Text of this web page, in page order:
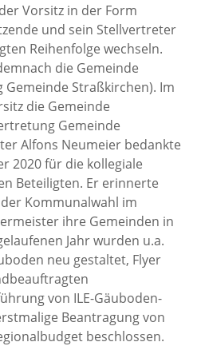
Vorsitz in der Form
und sein Stellvertreter
Reihenfolge wechseln.
die Gemeinde
Straßkirchen). Im
die Gemeinde
Gemeinde
Alfons Neumeier bedankte
2020 für die kollegiale
Beteiligten. Er erinnerte
Kommunalwahl im
ihre Gemeinden in
Jahr wurden u.a.
neu gestaltet, Flyer
von ILE-Gäuboden-
Beantragung von
beschlossen.